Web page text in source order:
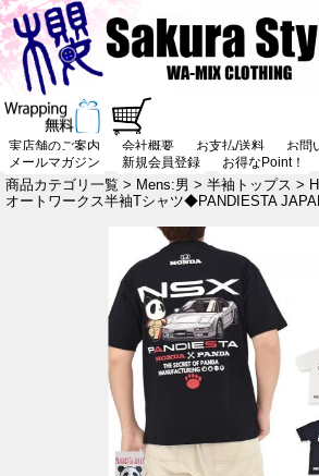
実店舗のご案内 会社概要 お支払/送料
お問
メールマガジン
新規会員登録 お得なPoint！
商品カテゴリ一覧 > Mens:男 > 半袖トップス >
オートワークス半袖Tシャツ◆PANDIESTA